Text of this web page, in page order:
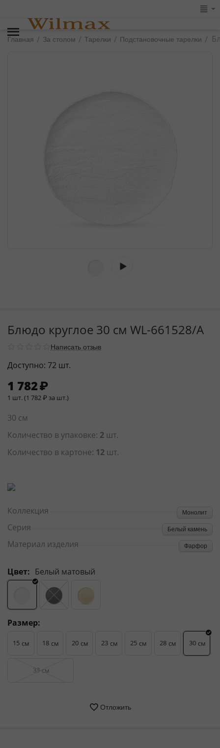
Главная / За столом / Тарелки / Подстановочные тарелки /
Блюдо круглое 30 см WL‑661528/A
Написать отзыв
Доступно: 72 шт.
1 782₽
1 шт. (1 782₽за шт.)
30 см
Количество в упаковке: 2 шт.
Количество в картоне: 12 шт.
Коллекция Монолит
Серия Белый камень
Материал изделия Фарфор
Цвет: Белый матовый
Размер:
15 см 18 см 20 см 23 см 25 см 28 см 30 см
33 см
Отложить